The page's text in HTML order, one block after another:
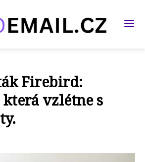
Firebird:
která vzlétne s